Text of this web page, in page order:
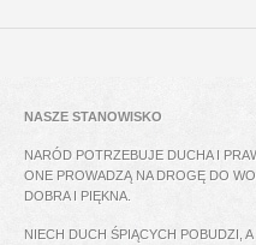
NASZE STANOWISKO
NARÓD POTRZEBUJE DUCHA I
ONE PROWADZĄ NA DROGĘ DO
DOBRA I PIĘKNA.
NIECH DUCH ŚPIĄCYCH POBUDZI, A